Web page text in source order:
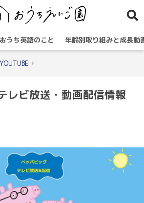
おうち英語のこと 年齢別取り組みと成長動
レビ放送・動画配信情報